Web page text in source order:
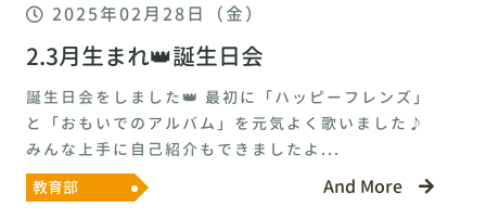
2025年02月28日（金）
2.3月生まれ👑誕生日会
誕生日会をしました👑 最初に「ハッピーフレンズ」
と「おもいでのアルバム」を元気よく歌いました♪
みんな上手に自己紹介もできましたよ...
教育部
And More